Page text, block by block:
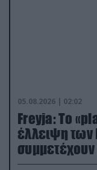
05.08.2026 | 02:02
Freyja: Το
έλλειψη των
συμμετέχουν